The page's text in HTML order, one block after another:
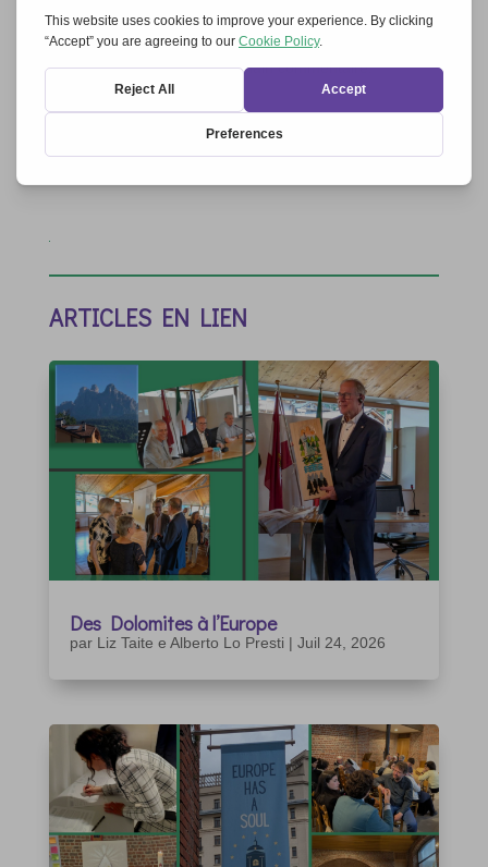
Enregistrer mon nom, mon e-mail et mon site dans
le navigateur pour mon prochain commentaire.
Soumettre le commentaire
ARTICLES EN LIEN
Des Dolomites à l’Europe
par Liz Taite e Alberto Lo Presti | Juil 24, 2026